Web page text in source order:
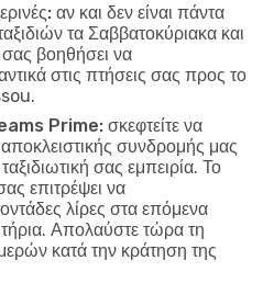
αν και δεν είναι πάντα
τα Σαββατοκύριακα και
σας βοηθήσει να
στις πτήσεις σας προς το
Prime: σκεφτείτε να
αποκλειστικής συνδρομής μας
σας εμπειρία. Το
επιτρέψει να
λίρες στα επόμενα
Απολαύστε τώρα τη
κατά την κράτηση της